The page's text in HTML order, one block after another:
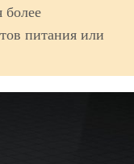
более
питания или